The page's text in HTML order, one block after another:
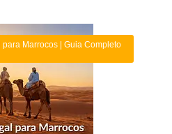
Marrocos | Guia Completo